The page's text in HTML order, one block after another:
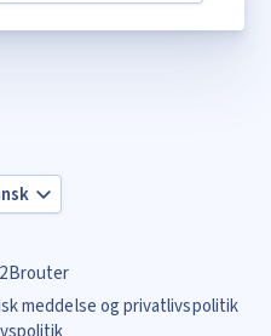
meddelse og privatlivspolitik